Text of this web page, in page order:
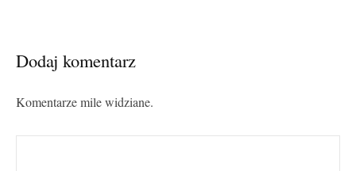
Dodaj komentarz
Komentarze mile widziane.